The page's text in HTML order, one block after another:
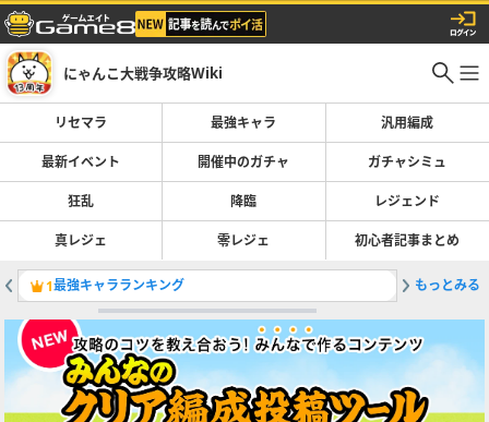
にゃんこ大戦争攻略Wiki
リセマラ 最強キャラ 汎用編成
最新イベント 開催中のガチャ ガチャシミュ
狂乱 降臨 レジェンド
真レジェ 零レジェ 初心者記事まとめ
1最強キャラランキング 2鉄腕！
もっとみる